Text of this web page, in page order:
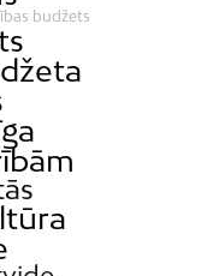
budžets